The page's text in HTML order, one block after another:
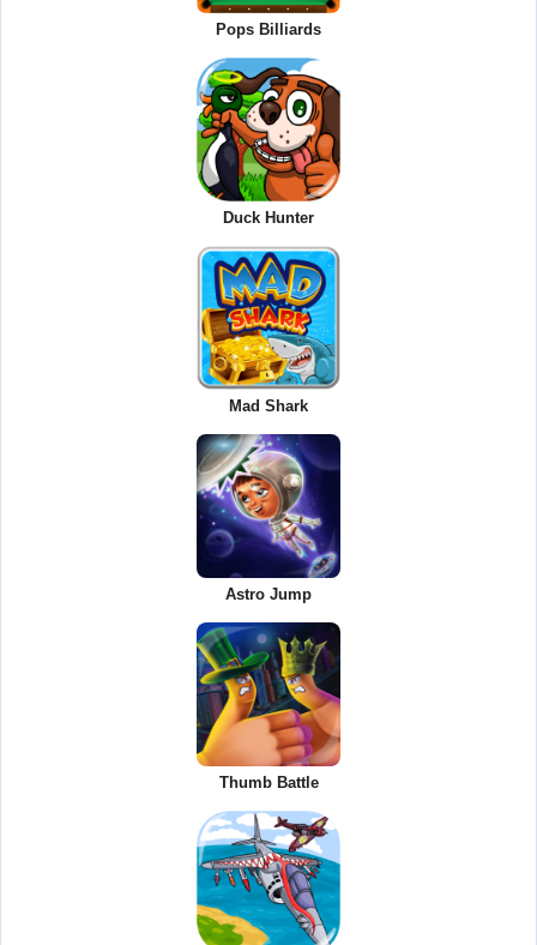
Pops Billiards
Duck Hunter
Mad Shark
Astro Jump
Thumb Battle